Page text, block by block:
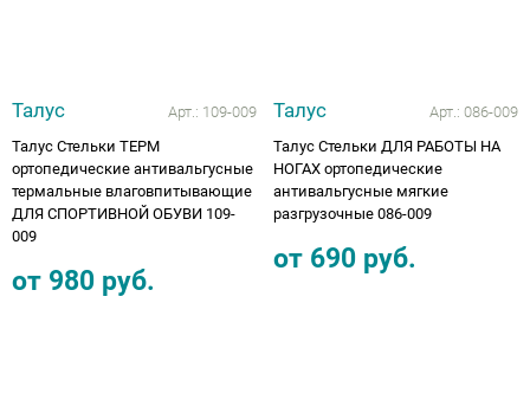
Талус Арт.: 109-009
Талус Стельки ТЕРМ
ортопедические антивальгусные
термальные влаговпитывающие
ДЛЯ СПОРТИВНОЙ ОБУВИ 109-
009
от 980 руб.
Талус Арт.: 086-009
Талус Стельки ДЛЯ РАБОТЫ НА
НОГАХ ортопедические
антивальгусные мягкие
разгрузочные 086-009
от 690 руб.